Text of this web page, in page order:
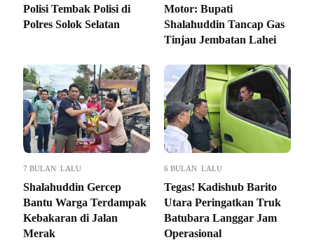
Polisi Tembak Polisi di
Polres Solok Selatan
Motor: Bupati
Shalahuddin Tancap Gas
Tinjau Jembatan Lahei
7 BULAN LALU
Shalahuddin Gercep
Bantu Warga Terdampak
Kebakaran di Jalan
Merak
6 BULAN LALU
Tegas! Kadishub Barito
Utara Peringatkan Truk
Batubara Langgar Jam
Operasional